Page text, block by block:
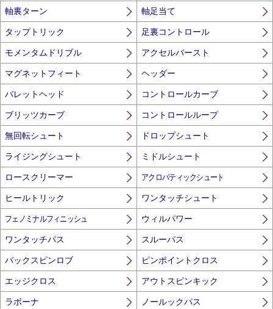
軸裏ターン 軸足当て
タップトリック 足裏コントロール
モメンタムドリブル アクセルバースト
マグネットフィート ヘッダー
バレットヘッド コントロールカーブ
ブリッツカーブ コントロールループ
無回転シュート ドロップシュート
ライジングシュート ミドルシュート
ロースクリーマー アクロバティックシュート
ヒールトリック ワンタッチシュート
フェノミナルフィニッシュ ウィルパワー
ワンタッチパス スルーパス
バックスピンロブ ピンポイントクロス
エッジクロス アウトスピンキック
ラボーナ ノールックパス